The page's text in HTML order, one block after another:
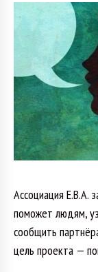
Ассоциация Е.В.А.
поможет людям,
сообщить
цель проекта —